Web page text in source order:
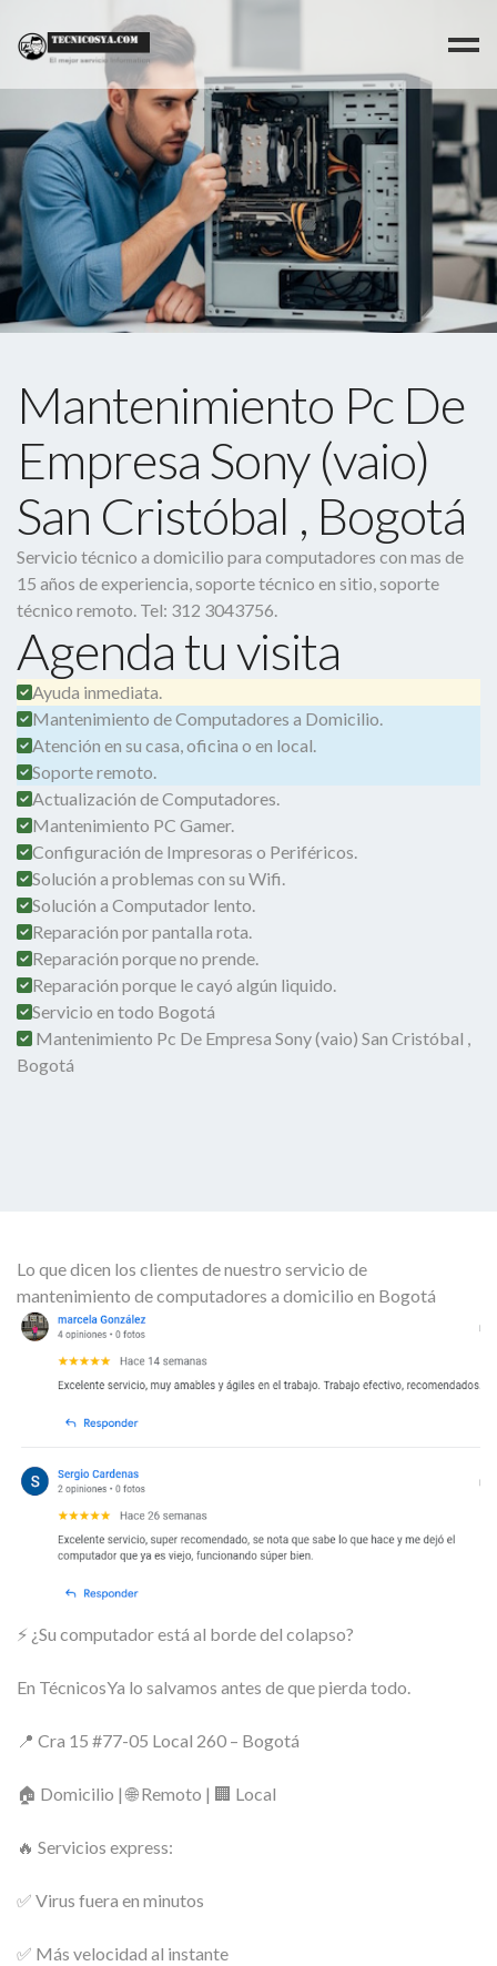
Mantenimiento Pc De
Empresa Sony (vaio)
San Cristóbal , Bogotá
Servicio técnico a domicilio para computadores con mas de
15 años de experiencia, soporte técnico en sitio, soporte
técnico remoto. Tel: 312 3043756.
Agenda tu visita
Ayuda inmediata.
Mantenimiento de Computadores a Domicilio.
Atención en su casa, oficina o en local.
Soporte remoto.
Actualización de Computadores.
Mantenimiento PC Gamer.
Configuración de Impresoras o Periféricos.
Solución a problemas con su Wifi.
Solución a Computador lento.
Reparación por pantalla rota.
Reparación porque no prende.
Reparación porque le cayó algún liquido.
Servicio en todo Bogotá
Mantenimiento Pc De Empresa Sony (vaio) San Cristóbal ,
Bogotá
Lo que dicen los clientes de nuestro servicio de
mantenimiento de computadores a domicilio en Bogotá
⚡ ¿Su computador está al borde del colapso?
En TécnicosYa lo salvamos antes de que pierda todo.
📍 Cra 15 #77-05 Local 260 – Bogotá
🏠 Domicilio | 🌐 Remoto | 🏢 Local
🔥 Servicios express:
✅ Virus fuera en minutos
✅ Más velocidad al instante